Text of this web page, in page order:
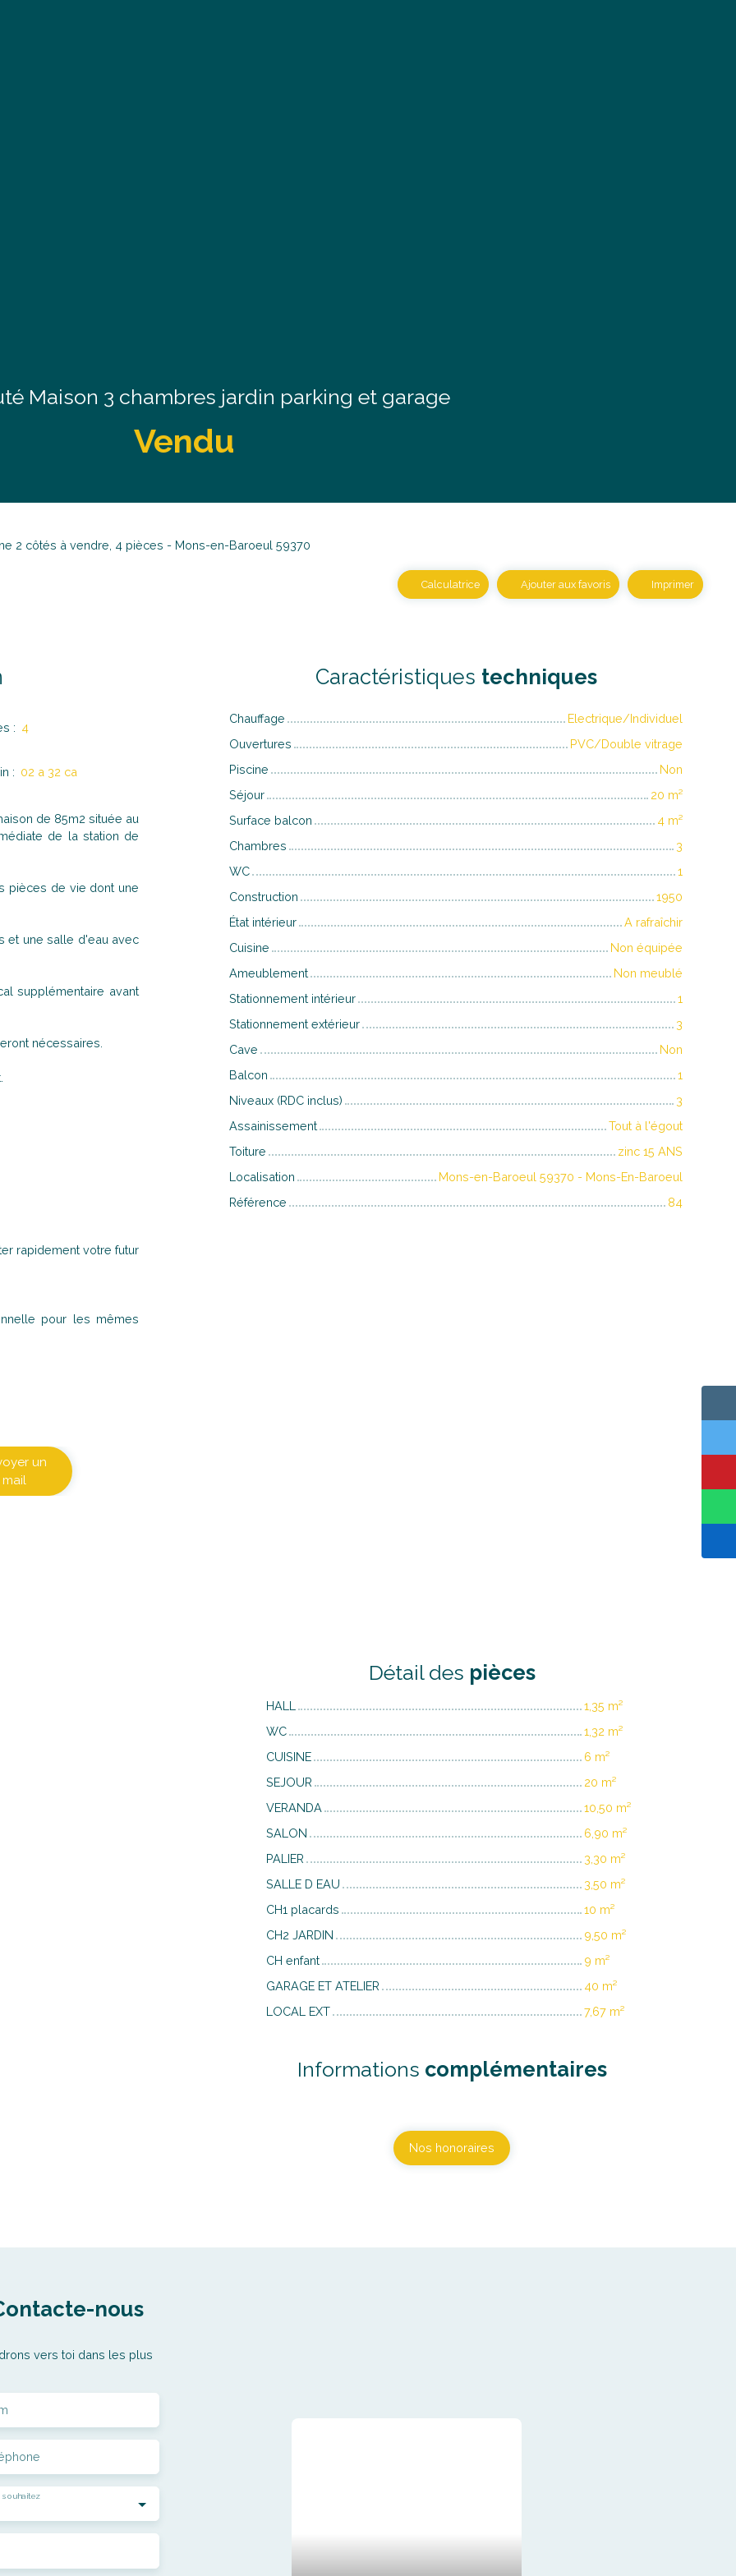
Maison 3 chambres jardin parking et garage
Vendu
2 côtés à vendre, 4 pièces - Mons-en-Baroeul 59370
Calculatrice Ajouter aux favoris Imprimer
: 4
: 02 a 32 ca
de 85m2 située au
de la station de
pièces de vie dont une
et une salle d'eau avec
supplémentaire avant
nécessaires.
rapidement votre futur
pour les mêmes
un
mail
Caractéristiques techniques
Chauffage
Electrique/Individuel
Ouvertures
PVC/Double vitrage
Piscine
Non
Séjour
20 m²
Surface balcon
4 m²
Chambres
3
WC
1
Construction
1950
État intérieur
A rafraîchir
Cuisine
Non équipée
Ameublement
Non meublé
Stationnement intérieur
1
Stationnement extérieur
3
Cave
Non
Balcon
1
Niveaux (RDC inclus)
3
Assainissement
Tout à l'égout
Toiture
zinc 15 ANS
Localisation
Mons-en-Baroeul 59370 - Mons-En-Baroeul
Référence
84
Détail des pièces
HALL
1,35 m²
WC
1,32 m²
CUISINE
6 m²
SEJOUR
20 m²
VERANDA
10,50 m²
SALON
6,90 m²
PALIER
3,30 m²
SALLE D EAU
3,50 m²
CH1 placards
10 m²
CH2 JARDIN
9,50 m²
CH enfant
9 m²
GARAGE ET ATELIER
40 m²
LOCAL EXT
7,67 m²
Informations complémentaires
Nos honoraires
nous
vers toi dans les plus
souhaitez